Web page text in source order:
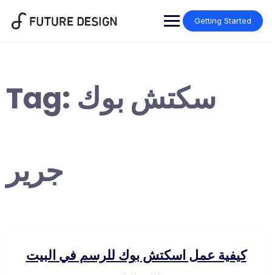
content
Getting Started
Tag: سكتش بوك
جرير
كيفية عمل اسكتش بوك للرسم في البيت